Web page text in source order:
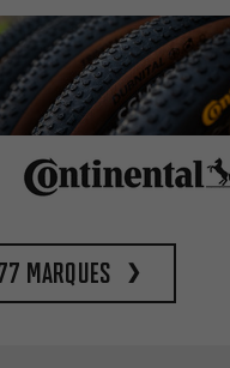
marques